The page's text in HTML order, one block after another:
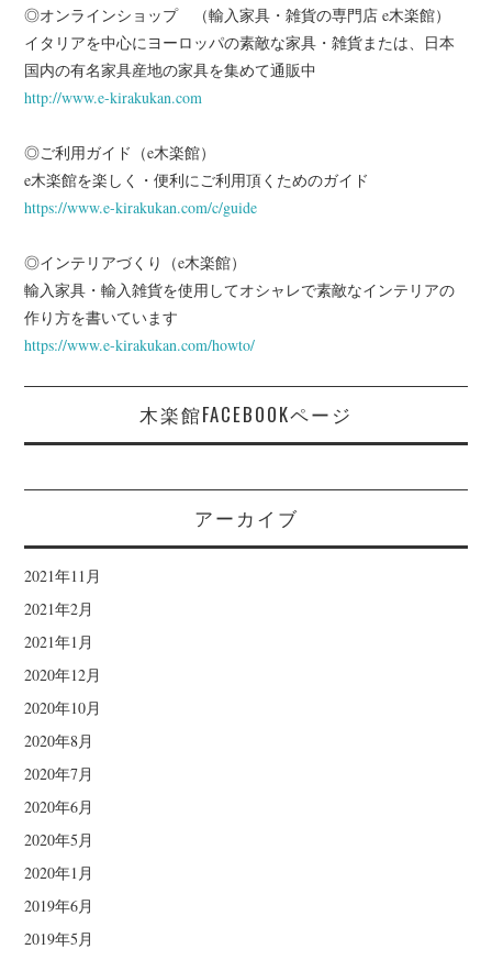
◎オンラインショップ （輸入家具・雑貨の専門店 e木楽館）
イタリアを中心にヨーロッパの素敵な家具・雑貨または、日本
国内の有名家具産地の家具を集めて通販中
http://www.e-kirakukan.com
◎ご利用ガイド（e木楽館）
e木楽館を楽しく・便利にご利用頂くためのガイド
https://www.e-kirakukan.com/c/guide
◎インテリアづくり（e木楽館）
輸入家具・輸入雑貨を使用してオシャレで素敵なインテリアの
作り方を書いています
https://www.e-kirakukan.com/howto/
木楽館FACEBOOKページ
アーカイブ
2021年11月
2021年2月
2021年1月
2020年12月
2020年10月
2020年8月
2020年7月
2020年6月
2020年5月
2020年1月
2019年6月
2019年5月